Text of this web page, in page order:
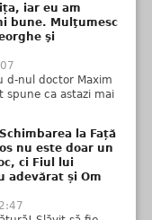
iar eu am
bune. Mulţumesc
şi
d-nul doctor Maxim
spune ca astazi mai
la Față
nu este doar un
ci Fiul lui
adevărat și Om